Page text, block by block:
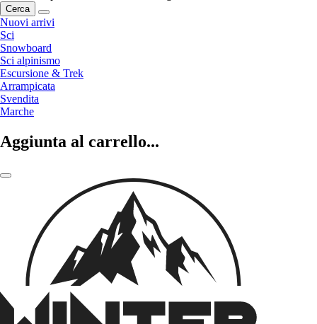
Cerca
Nuovi arrivi
Sci
Snowboard
Sci alpinismo
Escursione & Trek
Arrampicata
Svendita
Marche
Aggiunta al carrello...